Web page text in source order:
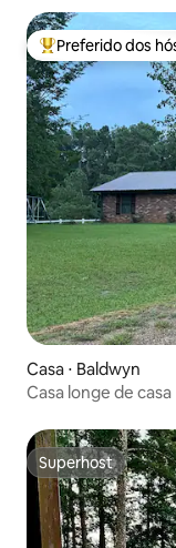
Entre os
Preferido dos
Casa ⋅ Baldwyn
Casa longe de casa
Superhost
Superhost